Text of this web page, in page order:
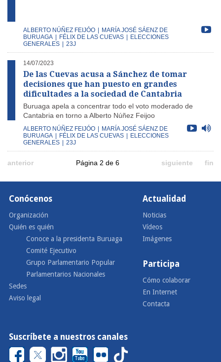
ALBERTO NÚÑEZ FEIJÓO
MARÍA JOSÉ SÁENZ DE
BURUAGA
FÉLIX DE LAS CUEVAS
ELECCIONES
GENERALES
23J
14/07/2023
De las Cuevas acusa a Sánchez de tomar
decisiones que han puesto en grandes
dificultades a la sociedad de Cantabria
Buruaga apela a concentrar todo el voto moderado de
Cantabria en torno a Alberto Núñez Feijoo
ALBERTO NÚÑEZ FEIJÓO
MARÍA JOSÉ SÁENZ DE
BURUAGA
FÉLIX DE LAS CUEVAS
ELECCIONES
GENERALES
23J
anterior Página 2 de 6 siguiente fin
Conócenos
Organización
Quién es quién
Conoce a la presidenta Buruaga
Comité Ejecutivo
Grupo Parlamentario Popular
Parlamentarios Nacionales
Sedes
Aviso legal
Actualidad
Noticias
Vídeos
Imágenes
Participa
Cómo colaborar
En Internet
Contacta
Suscríbete a nuestros canales